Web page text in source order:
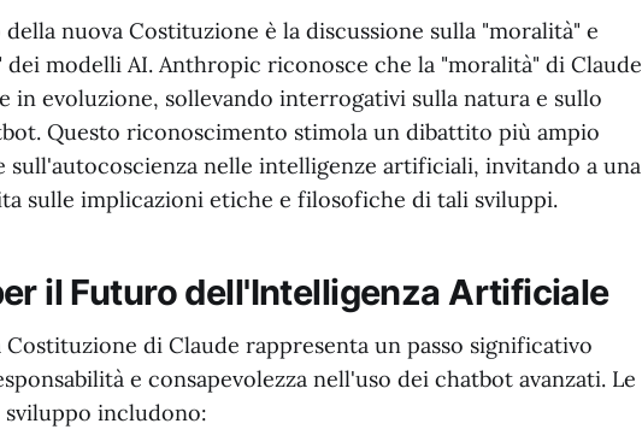
nuova Costituzione è la discussione sulla "moralità" e
dei modelli AI. Anthropic riconosce che la "moralità" di Claude
in evoluzione, sollevando interrogativi sulla natura e sullo
Questo riconoscimento stimola un dibattito più ampio
sull'autocoscienza nelle intelligenze artificiali, invitando a una
sulle implicazioni etiche e filosofiche di tali sviluppi.
il Futuro dell'Intelligenza Artificiale
di Claude rappresenta un passo significativo
e consapevolezza nell'uso dei chatbot avanzati. Le
includono: